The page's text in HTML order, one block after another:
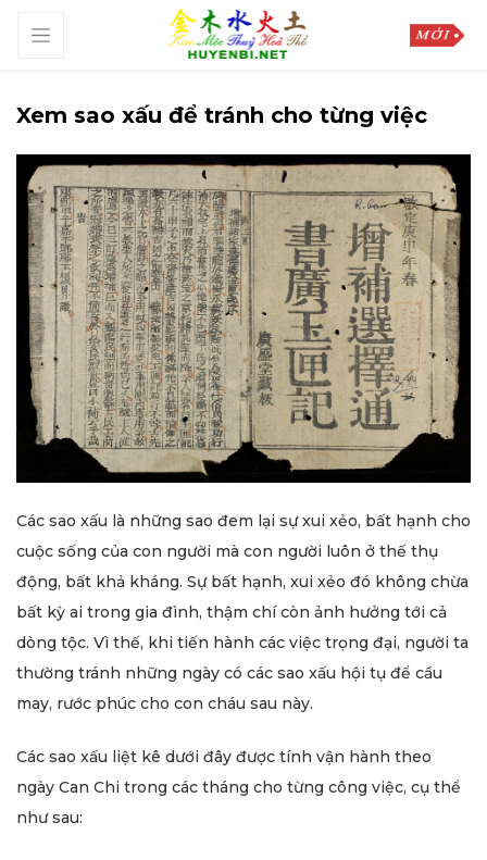
Xem sao xấu để tránh cho từng việc
Các sao xấu là những sao đem lại sự xui xẻo, bất hạnh cho
cuộc sống của con người mà con người luôn ở thế thụ
động, bất khả kháng. Sự bất hạnh, xui xẻo đó không chừa
bất kỳ ai trong gia đình, thậm chí còn ảnh hưởng tới cả
dòng tộc. Vì thế, khi tiến hành các việc trọng đại, người ta
thường tránh những ngày có các sao xấu hội tụ để cầu
may, rước phúc cho con cháu sau này.
Các sao xấu liệt kê dưới đây được tính vận hành theo
ngày Can Chi trong các tháng cho từng công việc, cụ thể
như sau: